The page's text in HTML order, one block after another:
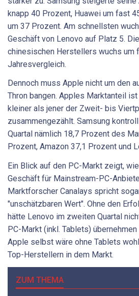
knapp 40 Prozent, Huawei um fast
um 37 Prozent. Am schnellsten
Geschäft von Lenovo auf Platz 5.
chinesischen Herstellers wuchs um
Jahresvergleich.
Dennoch muss Apple nicht um den
Thron bangen. Apples Marktanteil
kleiner als jener der Zweit- bis
zusammengezählt. Samsung
Quartal nämlich 18,7 Prozent des
Prozent, Amazon 37,1 Prozent und
Ein Blick auf den PC-Markt zeigt,
Geschäft für Mainstream-PC-
Marktforscher Canalays spricht
"unschätzbaren Wert". Ohne den
hätte Lenovo im zweiten Quartal
PC-Markt (inkl. Tablets) übernehmen
Apple selbst wäre ohne Tablets
Top-Herstellern in dem Markt.
ZUM THEMA